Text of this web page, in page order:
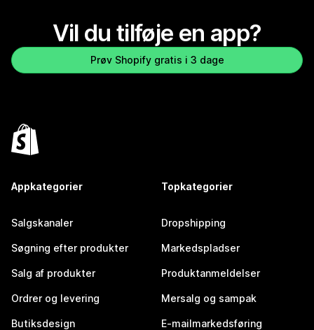
Vil du tilføje en app?
Prøv Shopify gratis i 3 dage
Appkategorier
Salgskanaler
Søgning efter produkter
Salg af produkter
Ordrer og levering
Butiksdesign
Topkategorier
Dropshipping
Markedspladser
Produktanmeldelser
Mersalg og sampak
E-mailmarkedsføring